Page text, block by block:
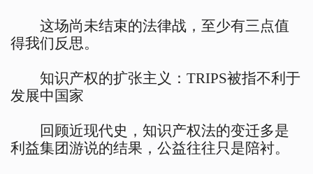
这场尚未结束的法律战，至少有三点值
得我们反思。
知识产权的扩张主义：TRIPS被指不利于
发展中国家
回顾近现代史，知识产权法的变迁多是
利益集团游说的结果，公益往往只是陪衬。